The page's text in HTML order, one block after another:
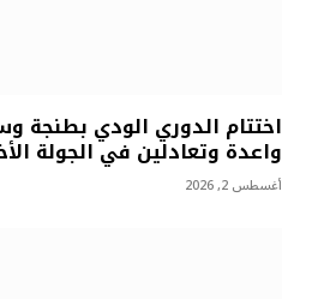
اختتام الدوري الودي بطنجة
واعدة وتعادلين في الجولة
أغسطس 2, 2026